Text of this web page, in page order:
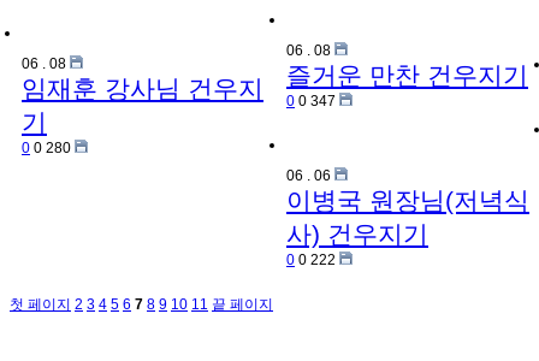
06 . 08
즐거운 만찬 건우지기
0 0 347
06 . 08
임재훈 강사님 건우지
기
0 0 280
06 . 06
이병국 원장님(저녁식
사) 건우지기
0 0 222
첫 페이지 2 3 4 5 6 7 8 9 10 11 끝 페이지